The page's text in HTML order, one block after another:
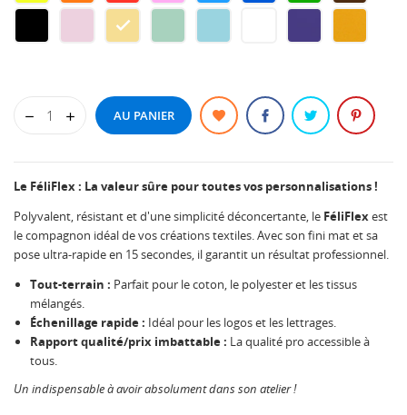
YELLOW
RED
PINK
BLUE
BLUE
BLACKSOFT SOFT SOFT SOFT
WHITEVERY
AU PANIER
Le FéliFlex : La valeur sûre pour toutes vos personnalisations !
Polyvalent, résistant et d'une simplicité déconcertante, le FéliFlexest
le compagnon idéal de vos créations textiles. Avec son fini mat et sa
pose ultra-rapide en 15 secondes, il garantit un résultat professionnel.
Tout-terrain : Parfait pour le coton, le polyester et les tissus
mélangés.
Échenillage rapide : Idéal pour les logos et les lettrages.
Rapport qualité/prix imbattable : La qualité pro accessible à
tous.
Un indispensable à avoir absolument dans son atelier !